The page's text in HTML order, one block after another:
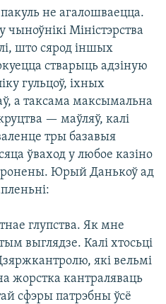
не агалошваецца.
Міністэрства
што сярод іншых
стварыць адзіную
гульцоў, іхных
а таксама максымальна
— маўляў, калі
тры базавыя
ўваход у любое казіно
Юрый Данькоў ад
глупства. Як мне
выглядзе. Калі хтосьці
які вельмі
жорстка кантраляваць
сфэры патрэбны ўсё